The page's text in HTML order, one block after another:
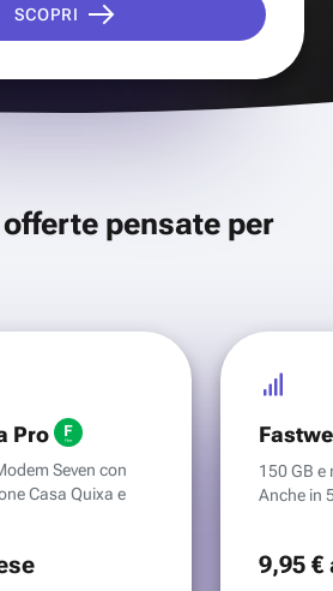
SCOPRI
pensate per
Pro
Seven con
Casa Quixa e
150 GB e
Anche in
9,95 €